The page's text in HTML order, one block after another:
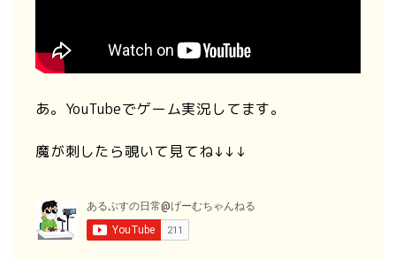
あ。YouTubeでゲーム実況してます。
魔が刺したら覗いて見てね↓↓↓